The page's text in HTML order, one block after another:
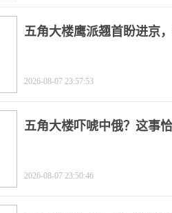
五角大楼鹰派翘首盼进京
2026-08-07 23:57:53
五角大楼吓唬中俄？这事
2026-08-07 23:50:46